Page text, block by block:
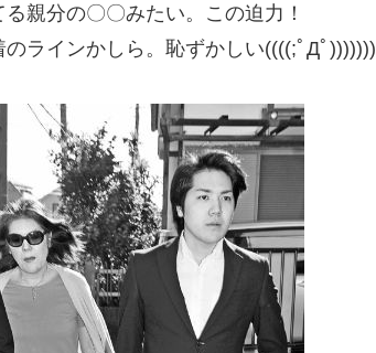
親分の〇〇みたい。この迫力！
ラインかしら。恥ずかしい((((;ﾟДﾟ)))))))